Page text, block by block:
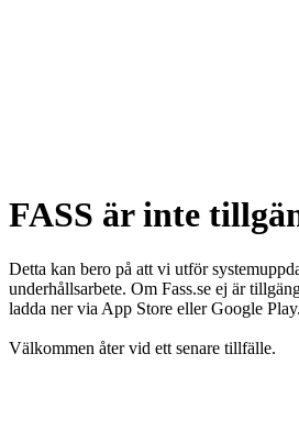
FASS är inte
Detta kan bero på att vi utför
underhållsarbete. Om Fass.se ej är
ladda ner via App Store eller Google Play.
Välkommen åter vid ett senare tillfälle.